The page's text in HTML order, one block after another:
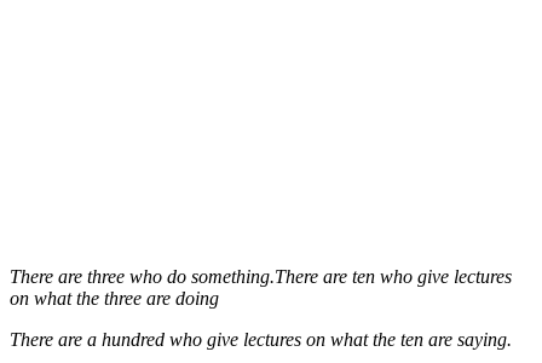
There are three who do something.There are ten who give lectures
on what the three are doing
There are a hundred who give lectures on what the ten are saying.